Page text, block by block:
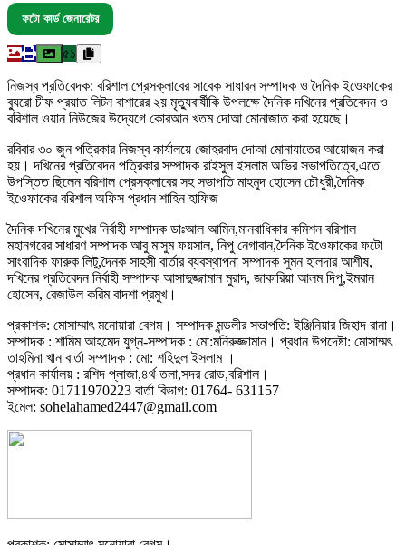
ফটো কার্ড জেনারেটর
৫১
নিজস্ব প্রতিবেদক: বরিশাল প্রেসক্লাবের সাবেক সাধারন সম্পাদক ও দৈনিক ইওেফাকের
ব্যুরো চীফ প্রয়াত লিটন বাশারের ২য় মৃত্যুবার্ষীকি উপলক্ষে দৈনিক দখিনের প্রতিবেদন ও
বরিশাল ওয়ান নিউজের উদ্যেগে কোরআন খতম দোআ মোনাজাত করা হয়েছে।
রবিবার ৩০ জুন পত্রিকার নিজস্ব কার্যালয়ে জোহরবাদ দোআ মোনাযাতের আয়োজন করা
হয়। দখিনের প্রতিবেদন পত্রিকার সম্পাদক রাইসুল ইসলাম অভির সভাপতিত্বে,এতে
উপস্তিত ছিলেন বরিশাল প্রেসক্লাবের সহ সভাপতি মাহমুদ হোসেন চৌধুরী,দৈনিক
ইওেফাকের বরিশাল অফিস প্রধান শাহিন হাফিজ
দৈনিক দখিনের মুখের নির্বাহী সম্পাদক ডাঃআল আমিন,মানবাধিকার কমিশন বরিশাল
মহানগরের সাধারণ সম্পাদক আবু মাসুম ফয়সাল, নিপু নেগাবান,দৈনিক ইওেফাকের ফটো
সাংবাদিক ফারুক লিটু,দৈনক সাহসী বার্তার ব্যবস্থাপনা সম্পাদক সুমন হালদার আশীষ,
দখিনের প্রতিবেদন নির্বাহী সম্পাদক আসাদুজ্জামান মুরাদ, জাকারিয়া আলম দিপু,ইমরান
হোসেন, রেজাউল করিম বাদশা প্রমুখ।
প্রকাশক: মোসাম্মাৎ মনোয়ারা বেগম। সম্পাদক মন্ডলীর সভাপতি: ইঞ্জিনিয়ার জিহাদ রানা।
সম্পাদক : শামিম আহমেদ যুগ্ন-সম্পাদক : মো:মনিরুজ্জামান। প্রধান উপদেষ্টা: মোসাম্মৎ
তাহমিনা খান বার্তা সম্পাদক : মো: শহিদুল ইসলাম ।
প্রধান কার্যালয় : রশিদ প্লাজা,৪র্থ তলা,সদর রোড,বরিশাল।
সম্পাদক: 01711970223 বার্তা বিভাগ: 01764- 631157
ইমেল: sohelahamed2447@gmail.com